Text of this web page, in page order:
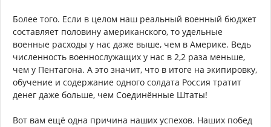
Более того. Если в целом наш реальный военный бюджет
составляет половину американского, то удельные
военные расходы у нас даже выше, чем в Америке. Ведь
численность военнослужащих у нас в 2,2 раза меньше,
чем у Пентагона. А это значит, что в итоге на экипировку,
обучение и содержание одного солдата Россия тратит
денег даже больше, чем Соединённые Штаты!
Вот вам ещё одна причина наших успехов. Наших побед